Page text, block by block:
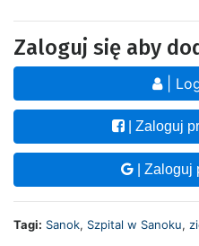
Zaloguj się aby
|
| Zaloguj
| Zaloguj
Tagi: Sanok, Szpital w Sanoku,